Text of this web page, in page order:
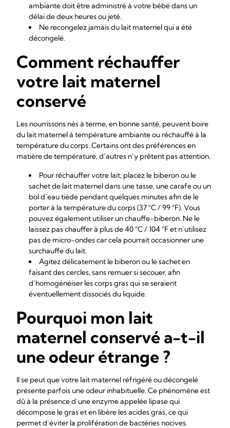
ambiante doit être administré à votre bébé dans un
délai de deux heures ou jeté.
Ne recongelez jamais du lait maternel qui a été
décongelé.
Comment réchauffer
votre lait maternel
conservé
Les nourrissons nés à terme, en bonne santé, peuvent boire
du lait maternel à température ambiante ou réchauffé à la
température du corps. Certains ont des préférences en
matière de température, d’autres n’y prêtent pas attention.
Pour réchauffer votre lait, placez le biberon ou le
sachet de lait maternel dans une tasse, une carafe ou un
bol d’eau tiède pendant quelques minutes afin de le
porter à la température du corps (37 °C / 99 °F). Vous
pouvez également utiliser un chauffe-biberon. Ne le
laissez pas chauffer à plus de 40 °C / 104 °F et n’utilisez
pas de micro-ondes car cela pourrait occasionner une
surchauffe du lait.
Agitez délicatement le biberon ou le sachet en
faisant des cercles, sans remuer si secouer, afin
d’homogénéiser les corps gras qui se seraient
éventuellement dissociés du liquide.
Pourquoi mon lait
maternel conservé a-t-il
une odeur étrange ?
Il se peut que votre lait maternel réfrigéré ou décongelé
présente parfois une odeur inhabituelle. Ce phénomène est
dû à la présence d’une enzyme appelée lipase qui
décompose le gras et en libère les acides gras, ce qui
permet d’éviter la prolifération de bactéries nocives.